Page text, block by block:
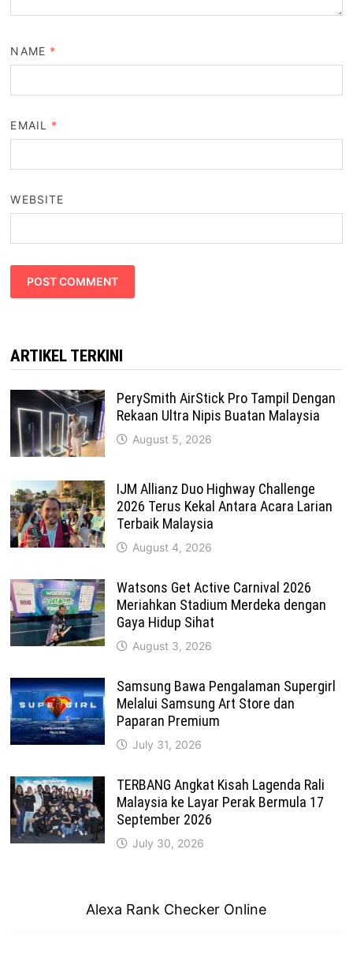
NAME *
EMAIL *
WEBSITE
ARTIKEL TERKINI
PerySmith AirStick Pro Tampil Dengan
Rekaan Ultra Nipis Buatan Malaysia
August 5, 2026
IJM Allianz Duo Highway Challenge
2026 Terus Kekal Antara Acara Larian
Terbaik Malaysia
August 4, 2026
Watsons Get Active Carnival 2026
Meriahkan Stadium Merdeka dengan
Gaya Hidup Sihat
August 3, 2026
Samsung Bawa Pengalaman Supergirl
Melalui Samsung Art Store dan
Paparan Premium
July 31, 2026
TERBANG Angkat Kisah Lagenda Rali
Malaysia ke Layar Perak Bermula 17
September 2026
July 30, 2026
Alexa Rank Checker Online